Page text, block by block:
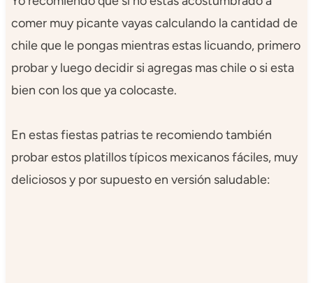
comer muy picante vayas calculando la cantidad de
chile que le pongas mientras estas licuando, primero
probar y luego decidir si agregas mas chile o si esta
bien con los que ya colocaste.
En estas fiestas patrias te recomiendo también
probar estos platillos típicos mexicanos fáciles, muy
deliciosos y por supuesto en versión saludable: